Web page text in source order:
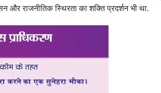
और राजनीतिक स्थिरता का शक्ति प्रदर्शन भी था.